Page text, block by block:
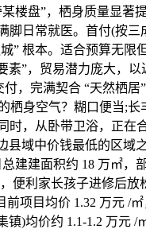
楼盘”，栖身质量显著
脚日常就医。首付(按三
” 根本。适合预算无限
素”，贸易潜力庞大，
，完满契合 “天然栖居
栖身空气？糊口便当;
时，从卧带卫浴，正在
县域中价钱最低的区域
建建面积约 18 万㎡，
便利家长孩子进修后放
项目均价 1.32 万元 /
)均价约 1.1-1.2 万元 /